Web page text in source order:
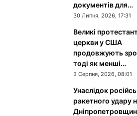
документів для…
30 Липня, 2026, 17:31
Великі
церкви у США
продовжують
тоді як менші…
3 Серпня, 2026, 08:01
Унаслідок
ракетного удару